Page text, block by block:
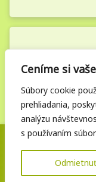
Ceníme si
Súbory cookie
prehliadania,
analýzu
s používaním
Odmietnuť
Posledná